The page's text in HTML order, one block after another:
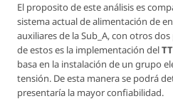
El proposito de este análisis es
sistema actual de alimentación de
auxiliares de la Sub_A, con otros
de estos es la implementación del
basa en la instalación de un grupo
tensión. De esta manera se podrá
presentaría la mayor confiabilidad.